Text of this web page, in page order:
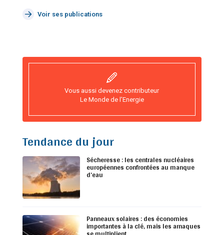
Voir ses publications
Vous aussi devenez contributeur
Le Monde de l’Energie
Tendance du jour
Sécheresse : les centrales nucléaires
européennes confrontées au manque
d’eau
Panneaux solaires : des économies
importantes à la clé, mais les arnaques